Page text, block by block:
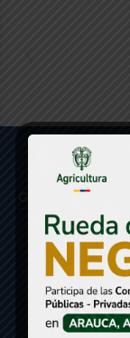
Gobernación